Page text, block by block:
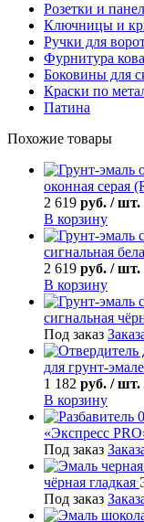
Розетки и
Ключницы и
Ручки для
Фурнитура
Боковины для
Краски по
Патина
Похожие товары
оконная серая
2 619 руб. / шт.
В корзину
сигнальная
2 619 руб. / шт.
В корзину
сигнальная
Под заказ
для грунт-
1 182 руб. / шт.
В корзину
«Экспресс
Под заказ
чёрная гладкая
Под заказ